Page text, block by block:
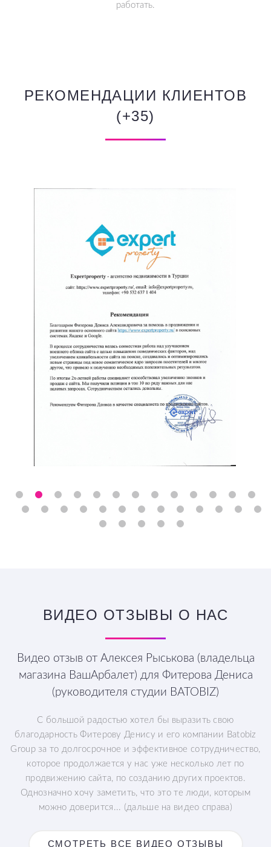
работать.
РЕКОМЕНДАЦИИ КЛИЕНТОВ
(+35)
ВИДЕО ОТЗЫВЫ О НАС
Видео отзыв от Алексея Рыськова (владельца
магазина ВашАрбалет) для Фитерова Дениса
(руководителя студии BATOBIZ)
С большой радостью хотел бы выразить свою
благодарность Фитерову Денису и его компании Batobiz
Group за то долгосрочное и эффективное сотрудничество,
которое продолжается у нас уже несколько лет по
продвижению сайта, по созданию других проектов.
Однозначно хочу заметить, что это те люди, которым
можно доверится... (дальше на видео справа)
СМОТРЕТЬ ВСЕ ВИДЕО ОТЗЫВЫ